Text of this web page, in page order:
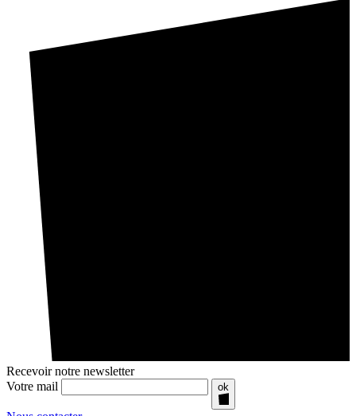
Recevoir notre newsletter
Votre mail
ok